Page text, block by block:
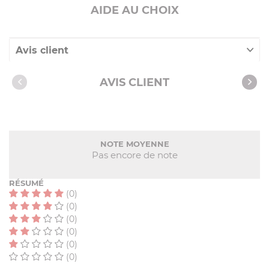
AIDE AU CHOIX
Avis client
Nos clients ont aussi acheté
AVIS CLIENT
NOTE MOYENNE
Pas encore de note
RÉSUMÉ
(0)
(0)
(0)
(0)
(0)
(0)